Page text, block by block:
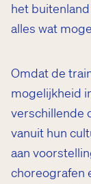
het
alles wat
Omdat de
mogelijkheid
verschillende
vanuit hun
aan
choreografen